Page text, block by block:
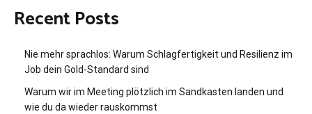
Recent Posts
Nie mehr sprachlos: Warum Schlagfertigkeit und Resilienz im
Job dein Gold-Standard sind
Warum wir im Meeting plötzlich im Sandkasten landen und
wie du da wieder rauskommst